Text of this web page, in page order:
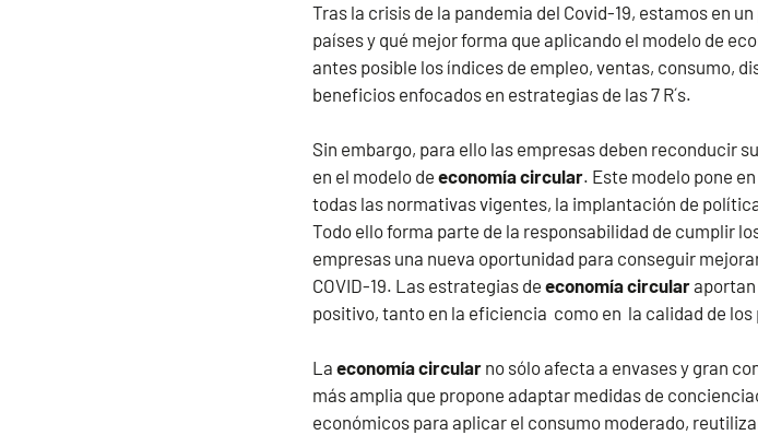
Tras la crisis de la pandemia del Covid-19, estamos en
países y qué mejor forma que aplicando el modelo de
antes posible los índices de empleo, ventas, consumo,
beneficios enfocados en estrategias de las 7 R´s.
Sin embargo, para ello las empresas deben reconducir
en el modelo de economía circular. Este modelo pone
todas las normativas vigentes, la implantación de
Todo ello forma parte de la responsabilidad de cumplir
empresas una nueva oportunidad para conseguir
COVID-19. Las estrategias de economía circularaportan
positivo, tanto en la eficiencia como en la calidad de
La economía circular no sólo afecta a envases y gran
más amplia que propone adaptar medidas de
económicos para aplicar el consumo moderado,